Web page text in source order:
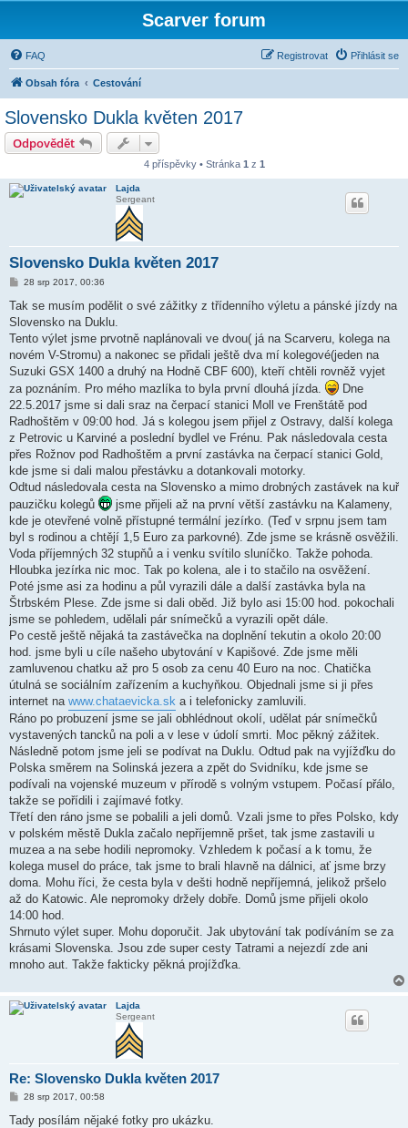
Scarver forum
FAQ Přihlásit se
Registrovat
Obsah fóra Cestování
Slovensko Dukla květen 2017
Odpovědět
4 příspěvky • Stránka 1 z 1
Lajda
Sergeant
Slovensko Dukla květen 2017
P
í
p
ě
e
k
28 srp 2017, 00:36
Tak se musím podělit o své zážitky z třídenního výletu a pánské jízdy na
Slovensko na Duklu.
Tento výlet jsme prvotně naplánovali ve dvou( já na Scarveru, kolega na
novém V-Stromu) a nakonec se přidali ještě dva mí kolegové(jeden na
Suzuki GSX 1400 a druhý na Hodně CBF 600), kteří chtěli rovněž vyjet
za poznáním. Pro mého mazlíka to byla první dlouhá jízda.
Dne
22.5.2017 jsme si dali sraz na čerpací stanici Moll ve Frenštátě pod
Radhoštěm v 09:00 hod. Já s kolegou jsem přijel z Ostravy, další kolega
z Petrovic u Karviné a poslední bydlel ve Frénu. Pak následovala cesta
přes Rožnov pod Radhoštěm a první zastávka na čerpací stanici Gold,
kde jsme si dali malou přestávku a dotankovali motorky.
Odtud následovala cesta na Slovensko a mimo drobných zastávek na kuř
pauzičku kolegů
jsme přijeli až na první větší zastávku na Kalameny,
kde je otevřené volně přístupné termální jezírko. (Teď v srpnu jsem tam
byl s rodinou a chtějí 1,5 Euro za parkovné). Zde jsme se krásně osvěžili.
Voda příjemných 32 stupňů a i venku svítilo sluníčko. Takže pohoda.
Hloubka jezírka nic moc. Tak po kolena, ale i to stačilo na osvěžení.
Poté jsme asi za hodinu a půl vyrazili dále a další zastávka byla na
Štrbském Plese. Zde jsme si dali oběd. Již bylo asi 15:00 hod. pokochali
jsme se pohledem, udělali pár snímečků a vyrazili opět dále.
Po cestě ještě nějaká ta zastávečka na doplnění tekutin a okolo 20:00
hod. jsme byli u cíle našeho ubytování v Kapišové. Zde jsme měli
zamluvenou chatku až pro 5 osob za cenu 40 Euro na noc. Chatička
útulná se sociálním zařízením a kuchyňkou. Objednali jsme si ji přes
internet na www.chataevicka.sk a i telefonicky zamluvili.
Ráno po probuzení jsme se jali obhlédnout okolí, udělat pár snímečků
vystavených tancků na poli a v lese v údolí smrti. Moc pěkný zážitek.
Následně potom jsme jeli se podívat na Duklu. Odtud pak na vyjížďku do
Polska směrem na Solinská jezera a zpět do Svidníku, kde jsme se
podívali na vojenské muzeum v přírodě s volným vstupem. Počasí přálo,
takže se pořídili i zajímavé fotky.
Třetí den ráno jsme se pobalili a jeli domů. Vzali jsme to přes Polsko, kdy
v polském městě Dukla začalo nepříjemně pršet, tak jsme zastavili u
muzea a na sebe hodili nepromoky. Vzhledem k počasí a k tomu, že
kolega musel do práce, tak jsme to brali hlavně na dálnici, ať jsme brzy
doma. Mohu říci, že cesta byla v dešti hodně nepříjemná, jelikož pršelo
až do Katowic. Ale nepromoky držely dobře. Domů jsme přijeli okolo
14:00 hod.
Shrnuto výlet super. Mohu doporučit. Jak ubytování tak podíváním se za
krásami Slovenska. Jsou zde super cesty Tatrami a nejezdí zde ani
mnoho aut. Takže fakticky pěkná projížďka.
Lajda
Sergeant
Re: Slovensko Dukla květen 2017
P
í
28 srp 2017, 00:58
Tady posílám nějaké fotky pro ukázku.